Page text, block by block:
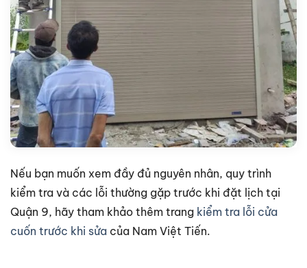
Nếu bạn muốn xem đầy đủ nguyên nhân, quy trình
kiểm tra và các lỗi thường gặp trước khi đặt lịch tại
Quận 9, hãy tham khảo thêm trang kiểm tra lỗi cửa
cuốn trước khi sửa của Nam Việt Tiến.